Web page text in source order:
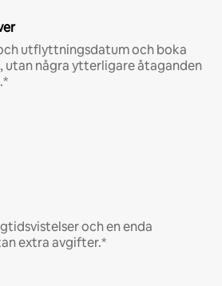
utflyttningsdatum och boka
utan några ytterligare åtaganden
och en enda
extra avgifter.*